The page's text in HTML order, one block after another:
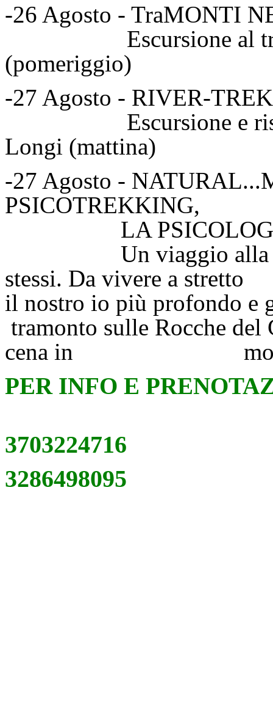
-26 Agosto - TraMONTI
Escursione al
(pomeriggio)
-27 Agosto - RIVER-
Escursione e
Longi (mattina)
-27 Agosto -
PSICOTREKKING,
LA PSICOLOGIA
Un viaggio alla
stessi. Da vivere a
il nostro io più
tramonto sulle Rocche del
cena in
PER INFO E
3703224716
3286498095